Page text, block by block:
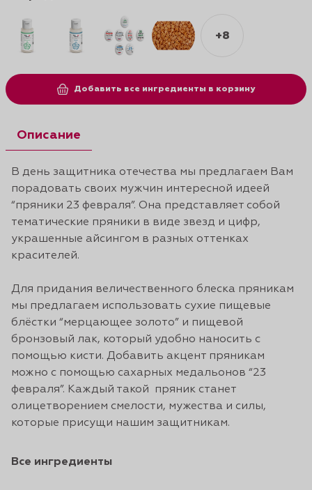
+8
Добавить все ингредиенты в корзину
Описание
В день защитника отечества мы предлагаем Вам
порадовать своих мужчин интересной идеей
“пряники 23 февраля”. Она представляет собой
тематические пряники в виде звезд и цифр,
украшенные айсингом в разных оттенках
красителей.
Для придания величественного блеска пряникам
мы предлагаем использовать сухие пищевые
блёстки “мерцающее золото” и пищевой
бронзовый лак, который удобно наносить с
помощью кисти. Добавить акцент пряникам
можно с помощью сахарных медальонов “23
февраля”. Каждый такой пряник станет
олицетворением смелости, мужества и силы,
которые присущи нашим защитникам.
Все ингредиенты